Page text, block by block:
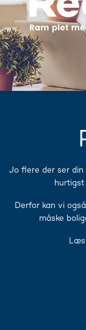
Jo flere der ser
Derfor kan vi
måske